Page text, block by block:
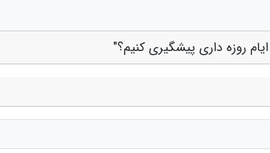
روزه داری پیشگیری کنیم؟"